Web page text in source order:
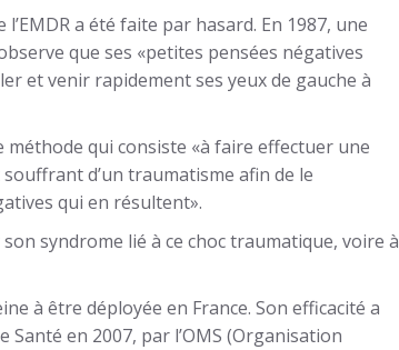
a été faite par hasard. En 1987, une
que ses «petites pensées négatives
et venir rapidement ses yeux de gauche à
qui consiste «à faire effectuer une
d’un traumatisme afin de le
qui en résultent».
syndrome lié à ce choc traumatique, voire à
à être déployée en France. Son efficacité a
en 2007, par l’OMS (Organisation